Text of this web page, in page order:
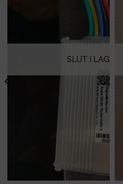
SLUT I LAGER